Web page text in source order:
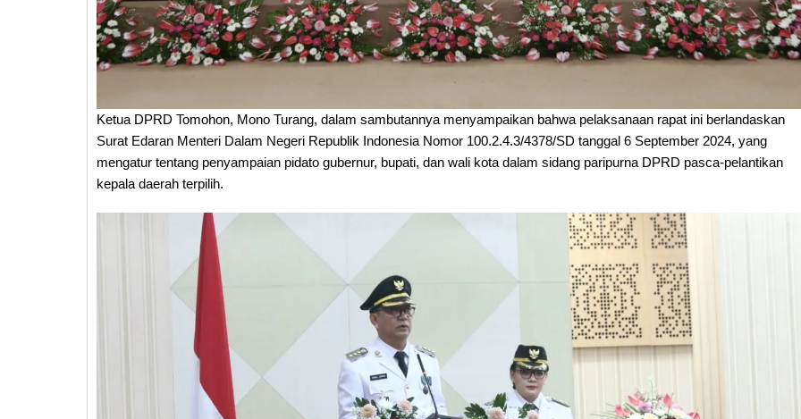
Ketua DPRD Tomohon, Mono Turang, dalam sambutannya menyampaikan bahwa pelaksanaan rapat ini berlandaskan
Surat Edaran Menteri Dalam Negeri Republik Indonesia Nomor 100.2.4.3/4378/SD tanggal 6 September 2024, yang
mengatur tentang penyampaian pidato gubernur, bupati, dan wali kota dalam sidang paripurna DPRD pasca-pelantikan
kepala daerah terpilih.